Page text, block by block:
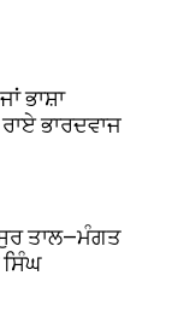
ਭਾਸ਼ਾ
ਭਾਰਦਵਾਜ
ਤਾਲ—ਮੰਗਤ
ਸਿੰਘ